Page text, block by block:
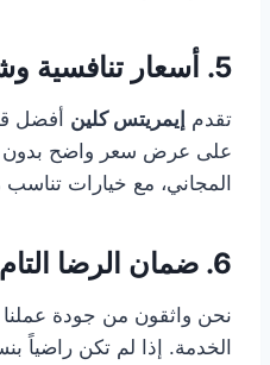
5. أسعار تنافسية وشفافة
تقدم إيمريتس كلين أفضل
على عرض سعر واضح بدون
المجاني، مع خيارات تناسب
6. ضمان الرضا التام
نحن واثقون من جودة عملنا